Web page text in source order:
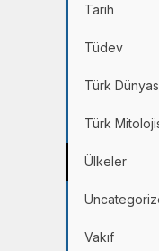
Tarih
Tüdev
Türk
Türk
Ülkeler
Vakıf